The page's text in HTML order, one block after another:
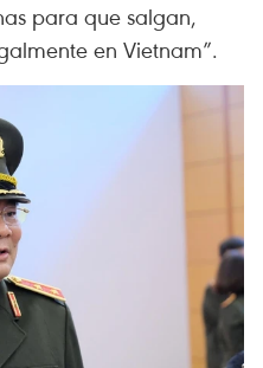
para que salgan,
en Vietnam”.